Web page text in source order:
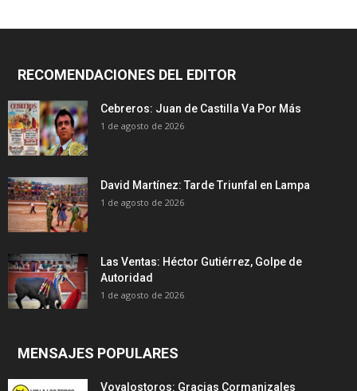
RECOMENDACIONES DEL EDITOR
Cebreros: Juan de Castilla Va Por Más
1 de agosto de 2026
David Martínez: Tarde Triunfal en Lampa
1 de agosto de 2026
Las Ventas: Héctor Gutiérrez, Golpe de
Autoridad
1 de agosto de 2026
MENSAJES POPULARES
Voyalostoros: Gracias Cormanizales